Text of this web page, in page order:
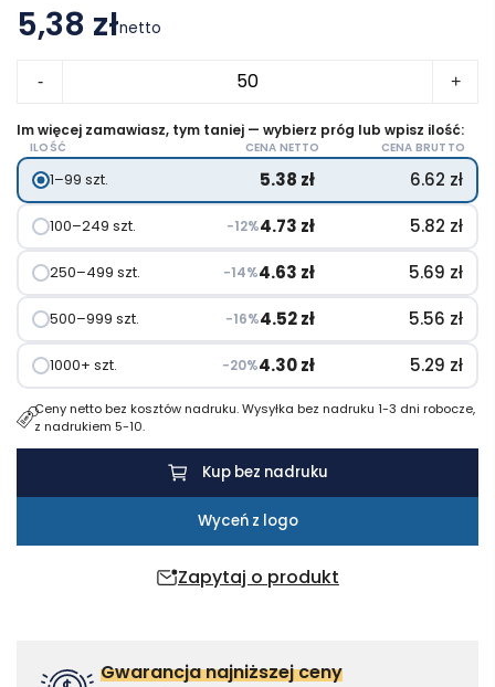
5,38 złnetto
-
karteczki
samoprzylepne
+
Zapytaj o produkt
Im więcej zamawiasz, tym taniej — wybierz próg lub wpisz ilość:
ILOŚĆ CENA NETTO CENA BRUTTO
1–99 szt. 5.38 zł 6.62 zł
100–249 szt. −12%4.73 zł 5.82 zł
250–499 szt. −14%4.63 zł 5.69 zł
500–999 szt. −16%4.52zł 5.56 zł
1000+ szt. −20%4.30zł 5.29 zł
Ceny netto bez kosztów nadruku. Wysyłka bez nadruku 1-3 dni robocze,
z nadrukiem 5-10.
Kup bez nadruku
Wyceń z logo
Gwarancja najniższej ceny